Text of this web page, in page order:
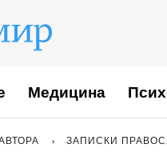
Медицина
ЗАПИСКИ